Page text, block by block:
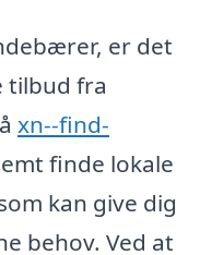
er det
tilbud fra
xn--find-
finde lokale
kan give dig
behov. Ved at